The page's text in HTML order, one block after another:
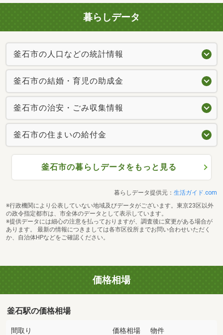
暮らしデータ
釜石市の人口などの統計情報
釜石市の結婚・育児の助成金
釜石市の治安・ごみ収集情報
釜石市の住まいの給付金
釜石市の暮らしデータをもっと見る
暮らしデータ提供元： 生活ガイド.com
※行政機関により公表していない地域及びデータがございます。東京23区以外
の政令指定都市は、市全体のデータとして表示しています。
※提供データには細心の注意を払っておりますが、調査後に変更がある場合が
あります。 最新の情報につきましては各市区役所までお問い合わせいただく
か、自治体HPなどをご確認ください。
価格相場
釜石駅の価格相場
間取り 価格相場 物件